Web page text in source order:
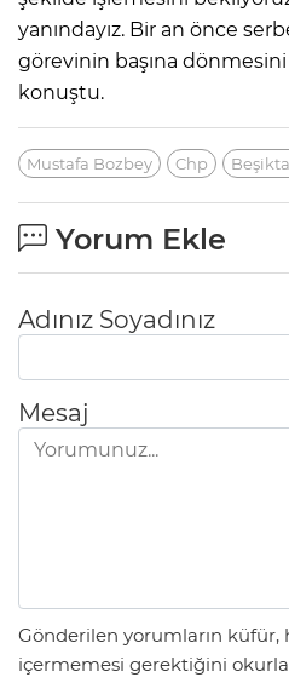
yanındayız. Bir an önce
görevinin başına
konuştu.
Mustafa Bozbey Chp
Yorum Ekle
Adınız Soyadınız
Mesaj
Gönderilen yorumların küfür,
içermemesi gerektiğini